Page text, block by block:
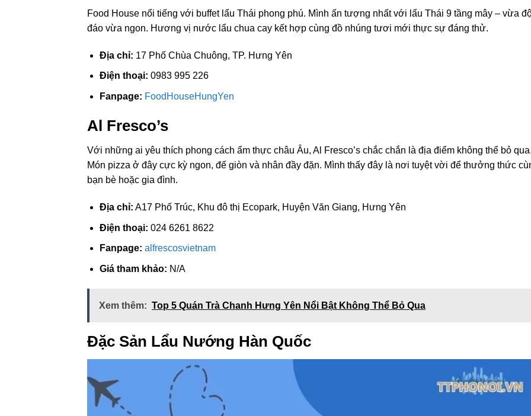
Food House nổi tiếng với buffet lẩu Thái phong phú. Mình ấn tượng nhất với lẩu Thái 9 tầng mây – vừa
đáo vừa ngon. Hương vị nước lẩu chua cay kết hợp cùng đồ nhúng tươi mới thực sự đáng thử.
Địa chỉ: 17 Phố Chùa Chuông, TP. Hưng Yên
Điện thoại: 0983 995 226
Fanpage: FoodHouseHungYen
Al Fresco’s
Với những ai yêu thích phong cách ẩm thực châu Âu, Al Fresco’s chắc chắn là địa điểm không thể bỏ
Món pizza ở đây cực kỳ ngon, đế giòn và nhân đầy đặn. Mình thấy đây là nơi tuyệt vời để thưởng thức
bạn bè hoặc gia đình.
Địa chỉ: A17 Phố Trúc, Khu đô thị Ecopark, Huyện Văn Giang, Hưng Yên
Điện thoại: 024 6261 8622
Fanpage: alfrescosvietnam
Giá tham khảo: N/A
Xem thêm: Top 5 Quán Trà Chanh Hưng Yên Nổi Bật Không Thể Bỏ Qua
Đặc Sản Lẩu Nướng Hàn Quốc